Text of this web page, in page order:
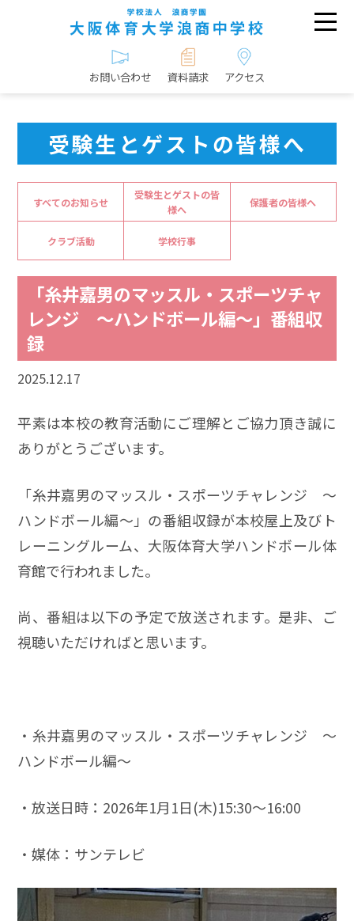
お問い合わせ 資料請求 アクセス
受験生とゲストの皆様へ
すべてのお知らせ
受験生とゲストの皆
様へ
保護者の皆様へ
クラブ活動 学校行事
「糸井嘉男のマッスル・スポーツチャ
レンジ ～ハンドボール編～」番組収
録
2025.12.17
平素は本校の教育活動にご理解とご協力頂き誠に
ありがとうございます。
「糸井嘉男のマッスル・スポーツチャレンジ ～
ハンドボール編～」の番組収録が本校屋上及びト
レーニングルーム、大阪体育大学ハンドボール体
育館で行われました。
尚、番組は以下の予定で放送されます。是非、ご
視聴いただければと思います。
・糸井嘉男のマッスル・スポーツチャレンジ ～
ハンドボール編～
・放送日時：2026年1月1日(木)15:30～16:00
・媒体：サンテレビ